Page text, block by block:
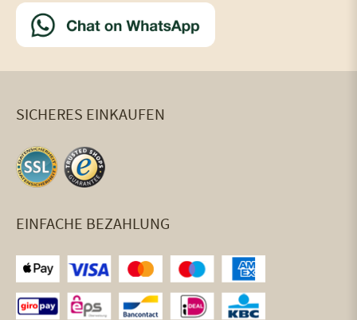
SICHERES EINKAUFEN
EINFACHE BEZAHLUNG